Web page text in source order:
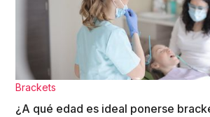
Brackets
¿A qué edad es ideal ponerse